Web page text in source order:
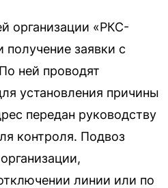
организации «РКС-
заявки с
ней проводят
установления причины
передан руководству
контроля. Подвоз
линии или по